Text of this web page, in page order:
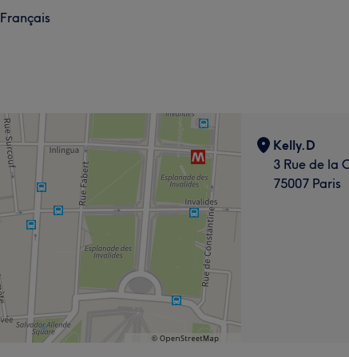
Français
Kelly.D
3 Rue de la
75007 Paris